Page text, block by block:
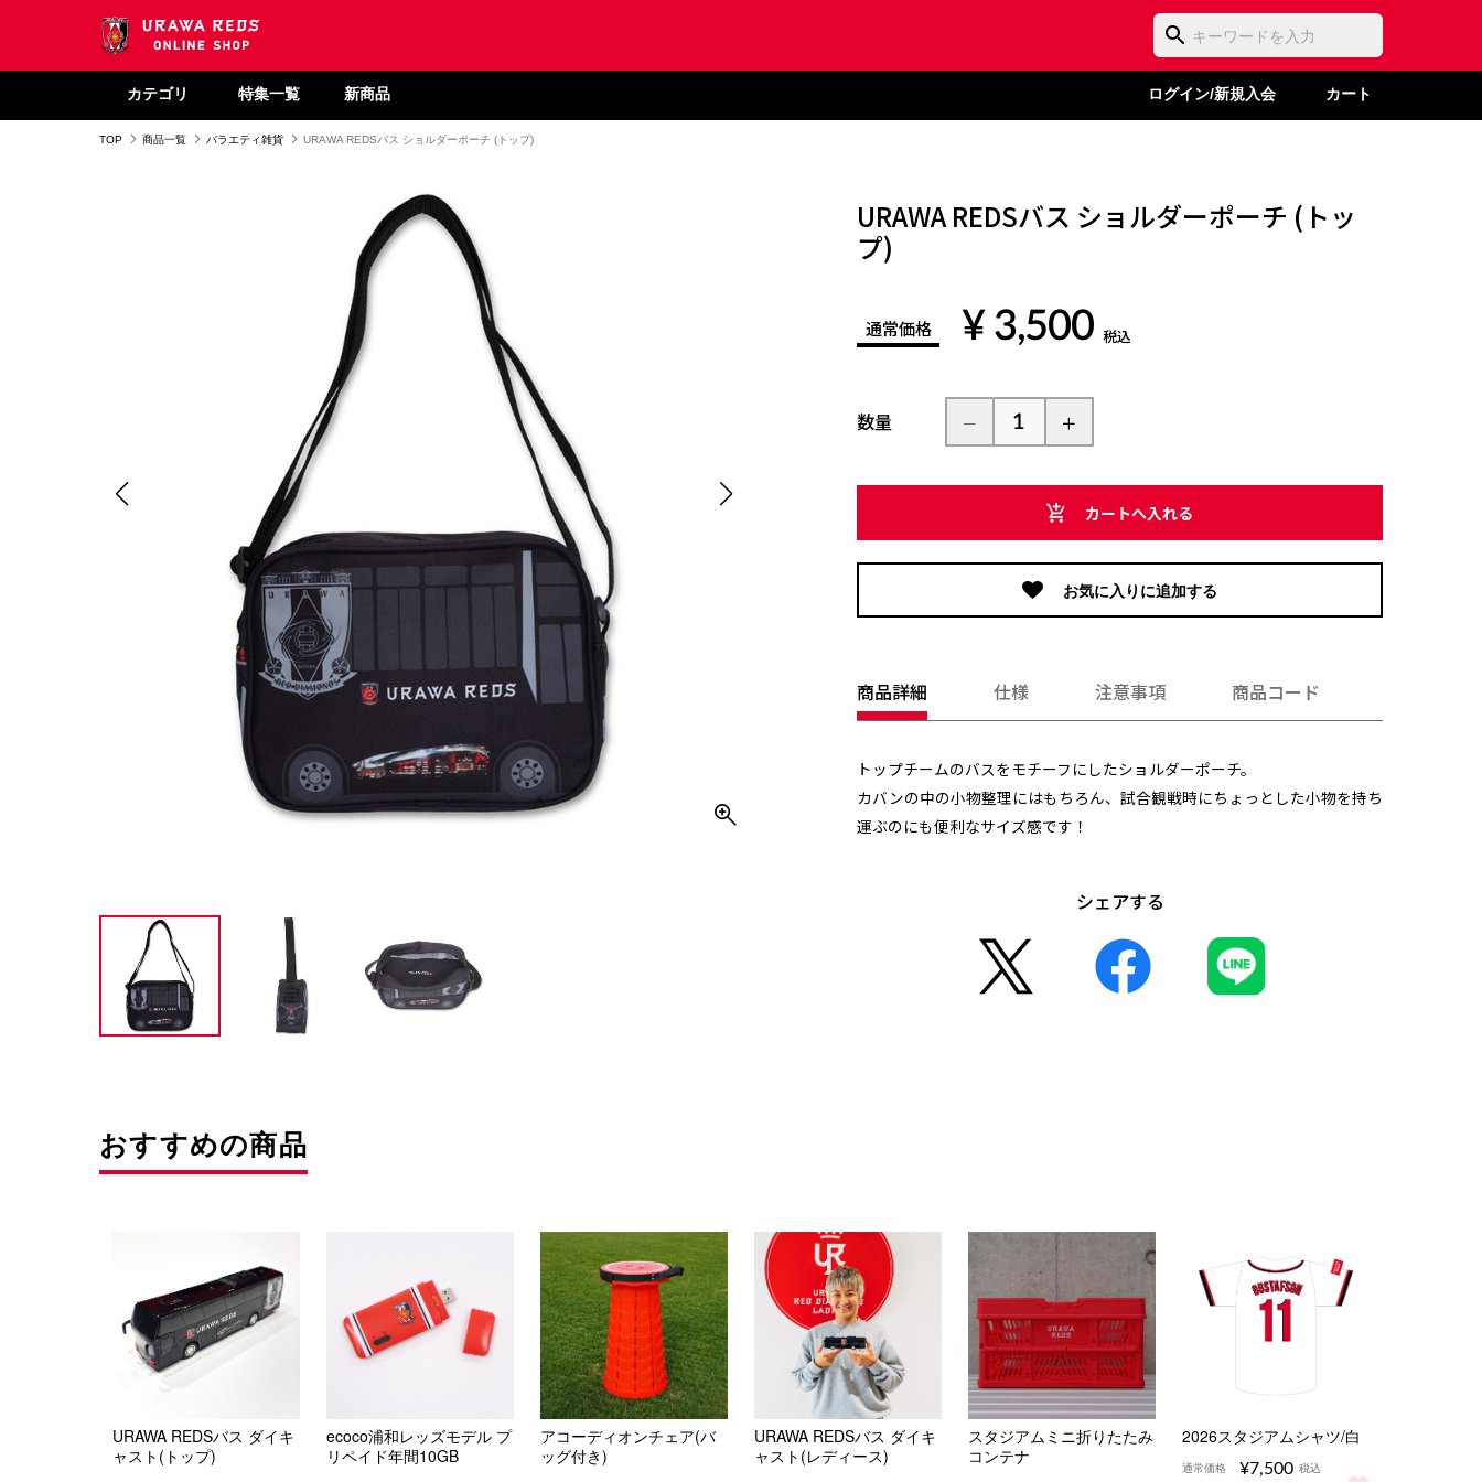
カテゴリ 特集一覧 新商品 ログイン/新規入会 カート
TOP 商品一覧 バラエティ雑貨 URAWA REDSバス ショルダーポーチ (トップ)
URAWA REDSバス ショルダーポーチ (トッ
プ)
通常価格 ¥ 3,500 税込
数量
カートへ入れる
お気に入りに追加する
商品詳細 仕様 注意事項 商品コード
トップチームのバスをモチーフにしたショルダーポーチ。
カバンの中の小物整理にはもちろん、試合観戦時にちょっとした小物を持ち
運ぶのにも便利なサイズ感です！
シェアする
おすすめの商品
URAWA REDSバス ダイキ
ャスト(トップ)
ecoco浦和レッズモデル プ
リペイド年間10GB
アコーディオンチェア(バ
ッグ付き)
URAWA REDSバス ダイキ
ャスト(レディース)
スタジアムミニ折りたたみ
コンテナ
2026スタジアムシャツ/白
通常価格 ¥7,500 税込